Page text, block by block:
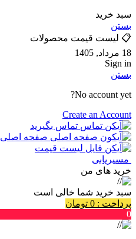
سبد خرید
بستن
📋 لیست قیمت محصولات
18 مرداد, 1405
Sign in
بستن
No account yet?
Create an Account
تماس بگیرید
صفحه اصلی
لیست قیمت
مسیریابی
خرید های من
سبد خرید شما خالی است
پرداخت :
0 تومان
0